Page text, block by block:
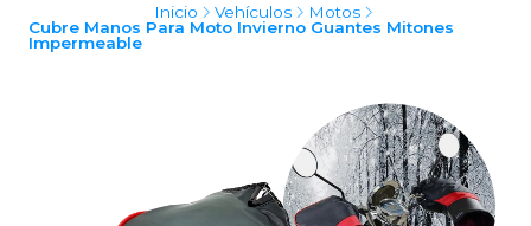
Inicio Vehículos
Motos
Cubre Manos Para Moto Invierno Guantes Mitones
Impermeable